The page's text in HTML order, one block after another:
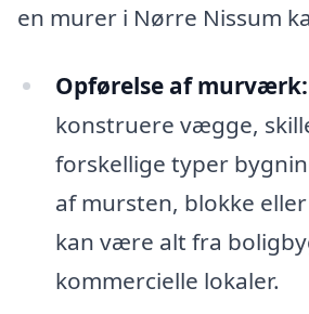
en murer i Nørre Nissum
Opførelse af murværk:
konstruere vægge,
forskellige typer
af mursten, blokke
kan være alt fra
kommercielle lokaler.